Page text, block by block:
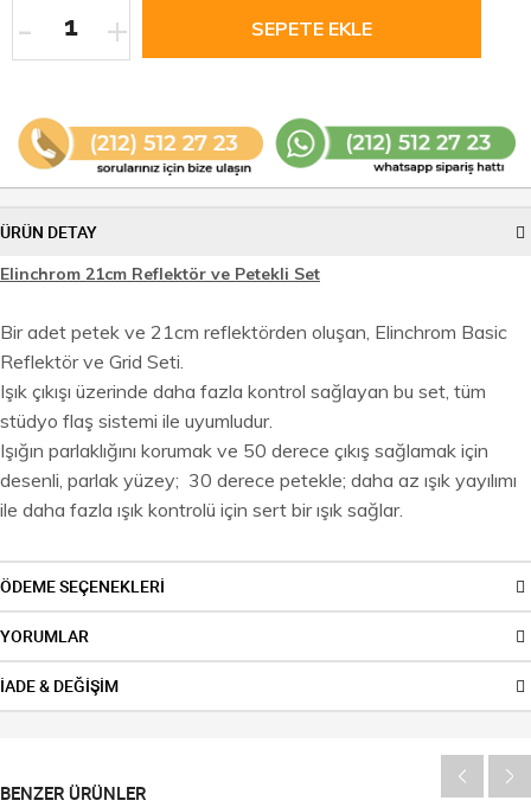
+
-
ÜRÜN DETAY
Elinchrom 21cm Reflektör ve Petekli Set
Bir adet petek ve 21cm reflektörden oluşan, Elinchrom Basic
Reflektör ve Grid Seti.
Işık çıkışı üzerinde daha fazla kontrol sağlayan bu set, tüm
stüdyo flaş sistemi ile uyumludur.
Işığın parlaklığını korumak ve 50 derece çıkış sağlamak için
desenli, parlak yüzey; 30 derece petekle; daha az ışık yayılımı
ile daha fazla ışık kontrolü için sert bir ışık sağlar.
ÖDEME SEÇENEKLERİ
YORUMLAR
İADE & DEĞİŞİM
BENZER ÜRÜNLER